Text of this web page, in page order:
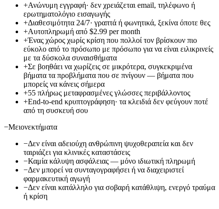
+Ανώνυμη εγγραφή· δεν χρειάζεται email, τηλέφωνο ή
ερωτηματολόγιο εισαγωγής
+Διαθεσιμότητα 24/7· γραπτά ή φωνητικά, ξεκίνα όποτε θες
+Αυτοπληρωμή από $2.99 per month
+Ένας χώρος χωρίς κρίση που πολλοί τον βρίσκουν πιο
εύκολο από το πρόσωπο με πρόσωπο για να είναι ειλικρινείς
με τα δύσκολα συναισθήματα
+Σε βοηθάει να χωρίζεις σε μικρότερα, συγκεκριμένα
βήματα τα προβλήματα που σε πνίγουν — βήματα που
μπορείς να κάνεις σήμερα
+55 πλήρως μεταφρασμένες γλώσσες περιβάλλοντος
+End-to-end κρυπτογράφηση· τα κλειδιά δεν φεύγουν ποτέ
από τη συσκευή σου
−Μειονεκτήματα
−Δεν είναι αδειούχη ανθρώπινη ψυχοθεραπεία και δεν
ταιριάζει για κλινικές καταστάσεις
−Καμία κάλυψη ασφάλειας — μόνο ιδιωτική πληρωμή
−Δεν μπορεί να συνταγογραφήσει ή να διαχειριστεί
φαρμακευτική αγωγή
−Δεν είναι κατάλληλο για σοβαρή κατάθλιψη, ενεργό τραύμα
ή κρίση